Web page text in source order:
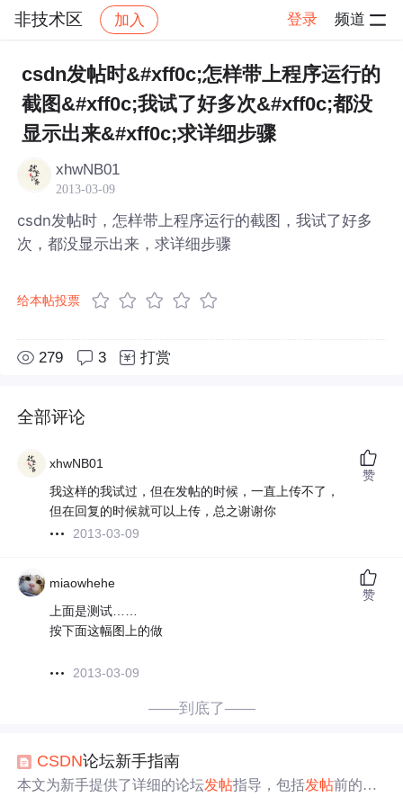
非技术区 加入 登录 频道
非技术区 帖子详情
csdn发帖时&#xff0c;怎样带上程序运行的
截图&#xff0c;我试了好多次&#xff0c;都没
显示出来&#xff0c;求详细步骤
xhwNB01
2013-03-09
csdn发帖时，怎样带上程序运行的截图，我试了好多
次，都没显示出来，求详细步骤
给本帖投票
279 3 打赏
全部评论
xhwNB01
我这样的我试过，但在发帖的时候，一直上传不了，
但在回复的时候就可以上传，总之谢谢你
2013-03-09
赞
miaowhehe
上面是测试……
按下面这幅图上的做
2013-03-09
赞
——到底了——
CSDN论坛新手指南
本文为新手提供了详细的论坛发帖指导，包括发帖前的准